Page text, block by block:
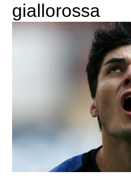
giallorossa